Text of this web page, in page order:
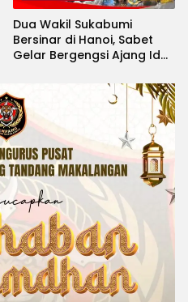
Dua Wakil Sukabumi
Bersinar di Hanoi, Sabet
Gelar Bergengsi Ajang Idol